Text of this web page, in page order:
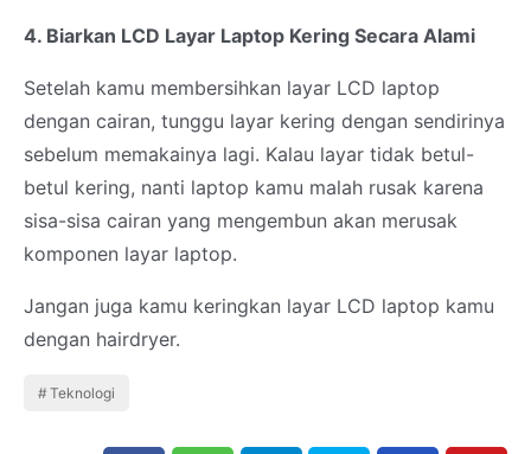
4. Biarkan LCD Layar Laptop Kering Secara Alami
Setelah kamu membersihkan layar LCD laptop
dengan cairan, tunggu layar kering dengan sendirinya
sebelum memakainya lagi. Kalau layar tidak betul-
betul kering, nanti laptop kamu malah rusak karena
sisa-sisa cairan yang mengembun akan merusak
komponen layar laptop.
Jangan juga kamu keringkan layar LCD laptop kamu
dengan hairdryer.
Teknologi